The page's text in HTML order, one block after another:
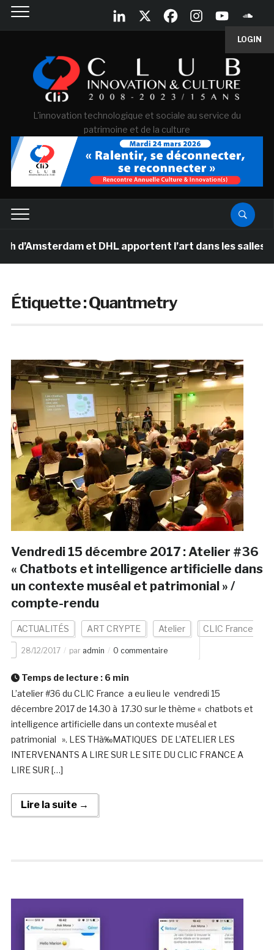
LOGIN
L'innovation technologique et sociale au service du
patrimoine et de la culture
et DHL apportent l’art dans les salles de
Étiquette :Quantmetry
Vendredi 15 décembre 2017 : Atelier #36
« Chatbots et intelligence artificielle dans
un contexte muséal et patrimonial » /
compte-rendu
ACTUALITÉS ART CRYPTE Atelier CLIC France
28/12/2017 par admin 0 commentaire
Temps de lecture : 6 min
L’atelier #36 du CLIC France a eu lieu le vendredi 15
décembre 2017 de 14.30 à 17.30 sur le thème « chatbots et
intelligence artificielle dans un contexte muséal et
patrimonial ». LES THà‰MATIQUES DE L’ATELIER LES
INTERVENANTS A LIRE SUR LE SITE DU CLIC FRANCE A
LIRE SUR […]
Lire la suite →